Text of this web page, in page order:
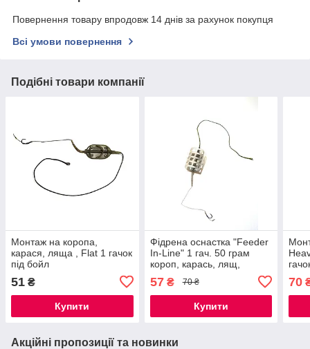
Повернення товару впродовж 14 днів за рахунок покупця
Всі умови повернення
Подібні товари компанії
Монтаж на коропа,
карася, ляща , Flat 1 гачок
під бойл
51 ₴
Купити
Фідрена оснастка "Feeder
In-Line" 1 гач. 50 грам
короп, карась, лящ,
57₴ 70 ₴
Купити
70
Акційні пропозиції та новинки